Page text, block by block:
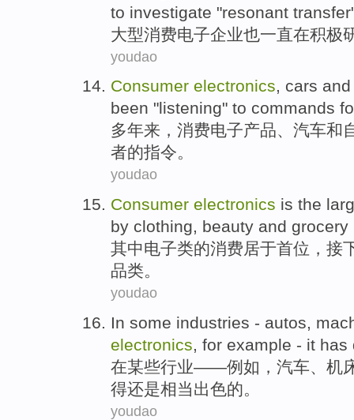
to investigate "resonant transfer
大型消费电子企业也一直在积极
youdao
Consumer electronics, cars and
been "listening" to commands
多年来， 消费电子产品、 汽车和
者的指令。
youdao
Consumer electronics is the
by clothing, beauty and grocery
其中电子类的消费居于首位， 接
品类。
youdao
In some industries - autos,
electronics, for example - it has
在某些行业——例如 ， 汽车、 机
得还是相当出色的。
youdao